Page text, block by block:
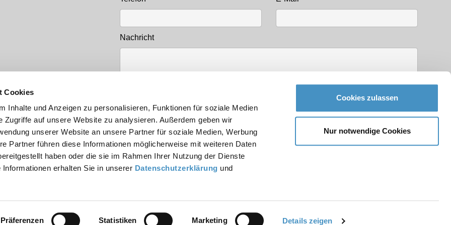
Cookies
Inhalte und Anzeigen zu personalisieren, Funktionen für soziale Medien
Zugriffe auf unsere Website zu analysieren. Außerdem geben wir
unserer Website an unsere Partner für soziale Medien, Werbung
Partner führen diese Informationen möglicherweise mit weiteren Daten
haben oder die sie im Rahmen Ihrer Nutzung der Dienste
erhalten Sie in unserer Datenschutzerklärung und
Präferenzen Statistiken Marketing Details zeigen
Cookies zulassen
Nur notwendige Cookies
Nachricht
Datenschutz *
Datenschutzbestimmungengelesen